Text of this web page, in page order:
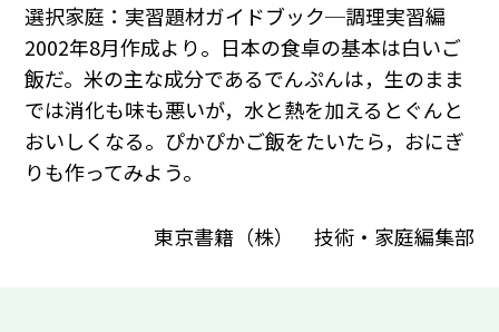
選択家庭：実習題材ガイドブック─調理実習編
2002年8月作成より。日本の食卓の基本は白いご
飯だ。米の主な成分であるでんぷんは，生のまま
では消化も味も悪いが，水と熱を加えるとぐんと
おいしくなる。ぴかぴかご飯をたいたら，おにぎ
りも作ってみよう。
東京書籍（株） 技術・家庭編集部